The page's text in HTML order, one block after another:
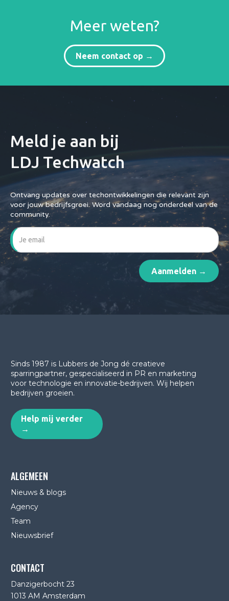
Meer weten?
Neem contact op →
Meld je aan bij
LDJ Techwatch
Ontvang updates over techontwikkelingen die relevant zijn
voor jouw bedrijfsgroei. Word vandaag nog onderdeel van de
community.
Sinds 1987 is Lubbers de Jong dé creatieve
sparringpartner, gespecialiseerd in PR en marketing
voor technologie en innovatie-bedrijven. Wij helpen
bedrijven groeien.
Help mij verder
→
ALGEMEEN
Nieuws & blogs
Agency
Team
Nieuwsbrief
CONTACT
Danzigerbocht 23
1013 AM Amsterdam